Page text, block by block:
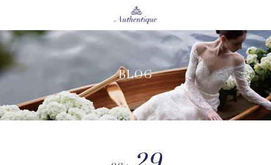
BLOG